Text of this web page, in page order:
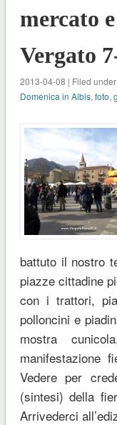
mercato
Vergato
2013-04-08 | Filed
Domenica in Albis, foto,
battuto il nostro
piazze cittadine
con i trattori,
polloncini e
mostra
manifestazione
Vedere per
(sintesi) della
Arrivederci